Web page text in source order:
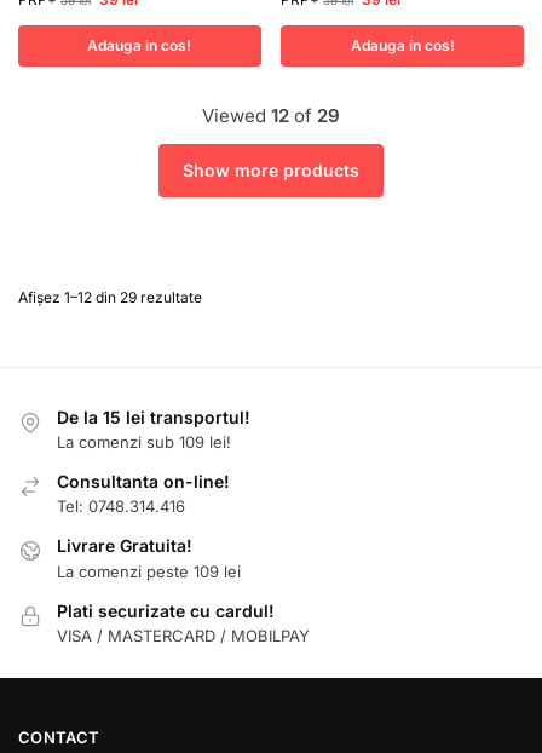
Adauga in cos! Adauga in cos!
Viewed 12 of 29
Show more products
Afișez 1–12 din 29 rezultate
De la 15 lei transportul!
La comenzi sub 109 lei!
Consultanta on-line!
Tel: 0748.314.416
Livrare Gratuita!
La comenzi peste 109 lei
Plati securizate cu cardul!
VISA / MASTERCARD / MOBILPAY
CONTACT